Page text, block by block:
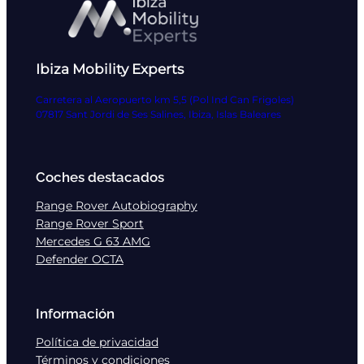
Ibiza Mobility Experts
Carretera al Aeropuerto km 5,5 (Pol Ind Can Frigoles)
07817 Sant Jordi de Ses Salines, Ibiza, Islas Baleares
Coches destacados
Range Rover Autobiography
Range Rover Sport
Mercedes G 63 AMG
Defender OCTA
Información
Política de privacidad
Términos y condiciones